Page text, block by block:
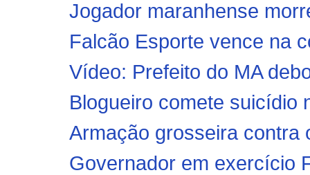
Jogador maranhense
Falcão Esporte vence na
Vídeo: Prefeito do MA
Blogueiro comete suicídio
Armação grosseira contra
Governador em exercício